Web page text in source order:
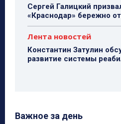
Сергей Галицкий
«Краснодар» бережно
Лента новостей
Константин Затулин
развитие системы
Важное за день